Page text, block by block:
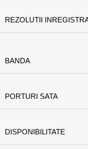
REZOLUTII
BANDA
PORTURI SATA
DISPONIBILITATE